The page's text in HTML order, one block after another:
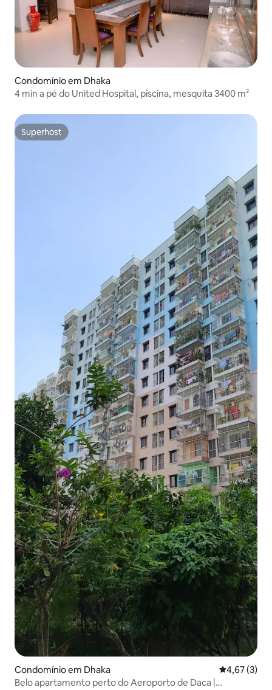
Condomínio em Dhaka
4 min a pé do United Hospital, piscina, mesquita 3400 m²
Superhost
Superhost
Condomínio em Dhaka
4,67 (3)
Belo apartamento perto do Aeroporto de Daca |